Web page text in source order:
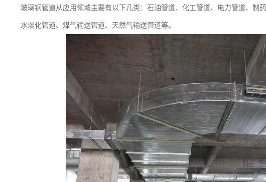
玻璃钢管道从应用领域主要有以下几类：石油管道、化工管道、电力管道、制
水淡化管道、煤气输送管道、天然气输送管道等。